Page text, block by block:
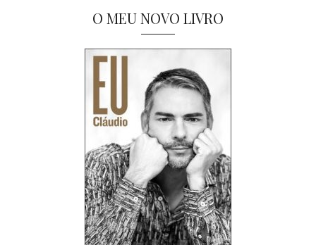
O MEU NOVO LIVRO